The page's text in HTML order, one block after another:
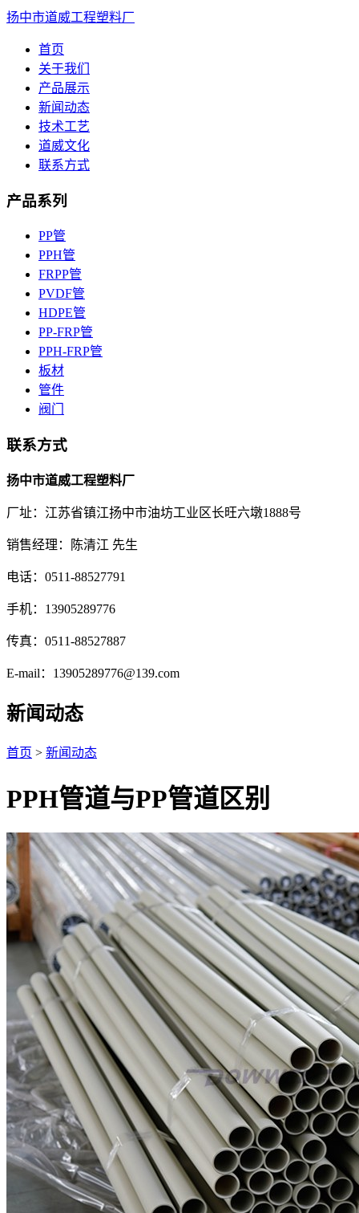
扬中市道威工程塑料厂
首页
关于我们
产品展示
新闻动态
技术工艺
道威文化
联系方式
产品系列
PP管
PPH管
FRPP管
PVDF管
HDPE管
PP-FRP管
PPH-FRP管
板材
管件
阀门
联系方式
扬中市道威工程塑料厂
厂址：江苏省镇江扬中市油坊工业区长旺六墩1888号
销售经理：陈清江 先生
电话：0511-88527791
手机：13905289776
传真：0511-88527887
E-mail：13905289776@139.com
新闻动态
首页 > 新闻动态
PPH管道与PP管道区别